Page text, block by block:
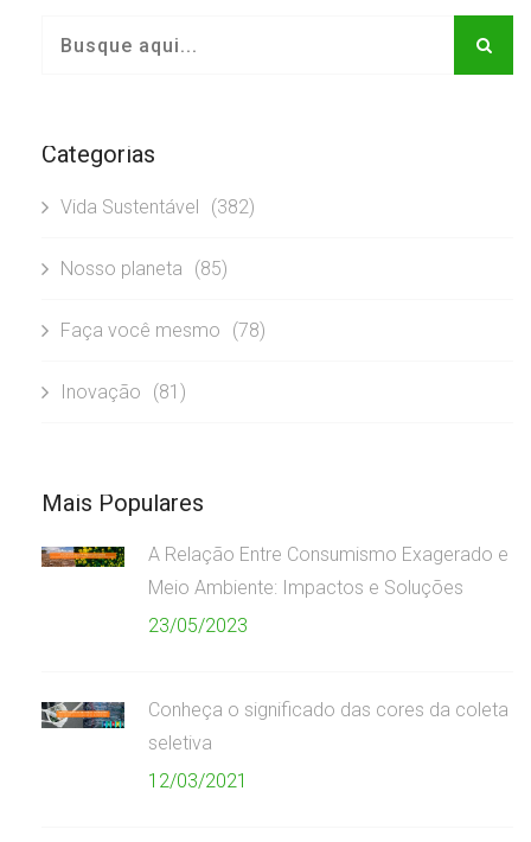
Categorias
Vida Sustentável (382)
Nosso planeta (85)
Faça você mesmo (78)
Inovação (81)
Mais Populares
A Relação Entre Consumismo Exagerado e
Meio Ambiente: Impactos e Soluções
23/05/2023
Conheça o significado das cores da coleta
seletiva
12/03/2021